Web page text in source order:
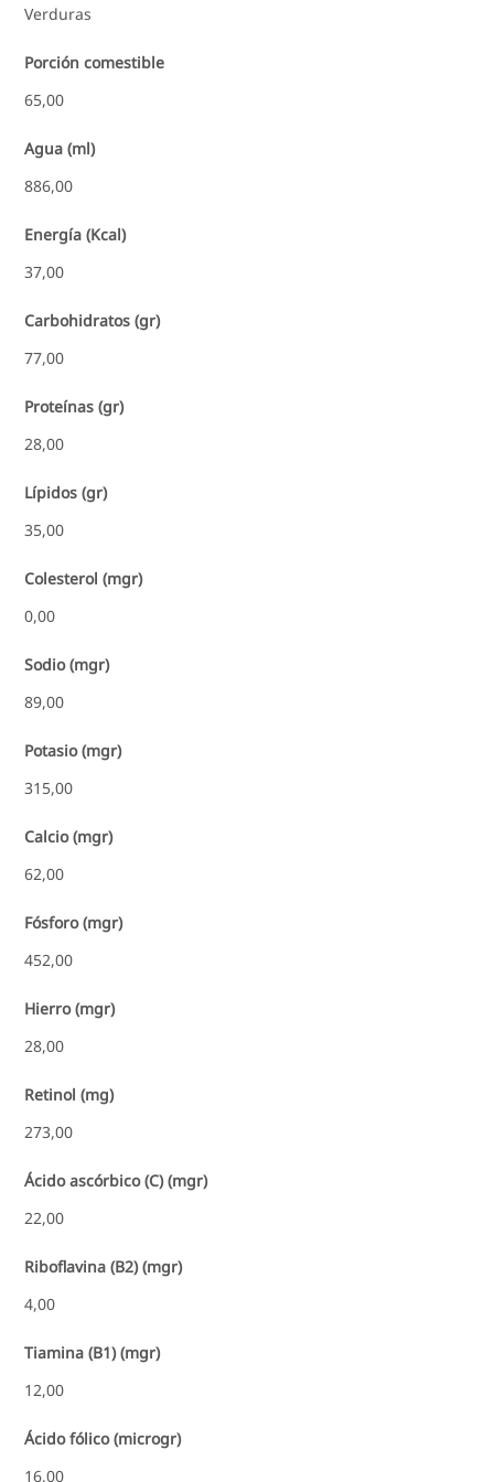
Verduras
Porción comestible
65,00
Agua (ml)
886,00
Energía (Kcal)
37,00
Carbohidratos (gr)
77,00
Proteínas (gr)
28,00
Lípidos (gr)
35,00
Colesterol (mgr)
0,00
Sodio (mgr)
89,00
Potasio (mgr)
315,00
Calcio (mgr)
62,00
Fósforo (mgr)
452,00
Hierro (mgr)
28,00
Retinol (mg)
273,00
Ácido ascórbico (C) (mgr)
22,00
Riboflavina (B2) (mgr)
4,00
Tiamina (B1) (mgr)
12,00
Ácido fólico (microgr)
16,00